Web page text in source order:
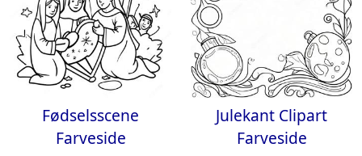
Fødselsscene
Farveside
Julekant Clipart
Farveside